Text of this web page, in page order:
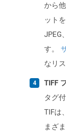
から
ット
JPEG
す。
なリ
TIFF
タグ
TIFは
まざ